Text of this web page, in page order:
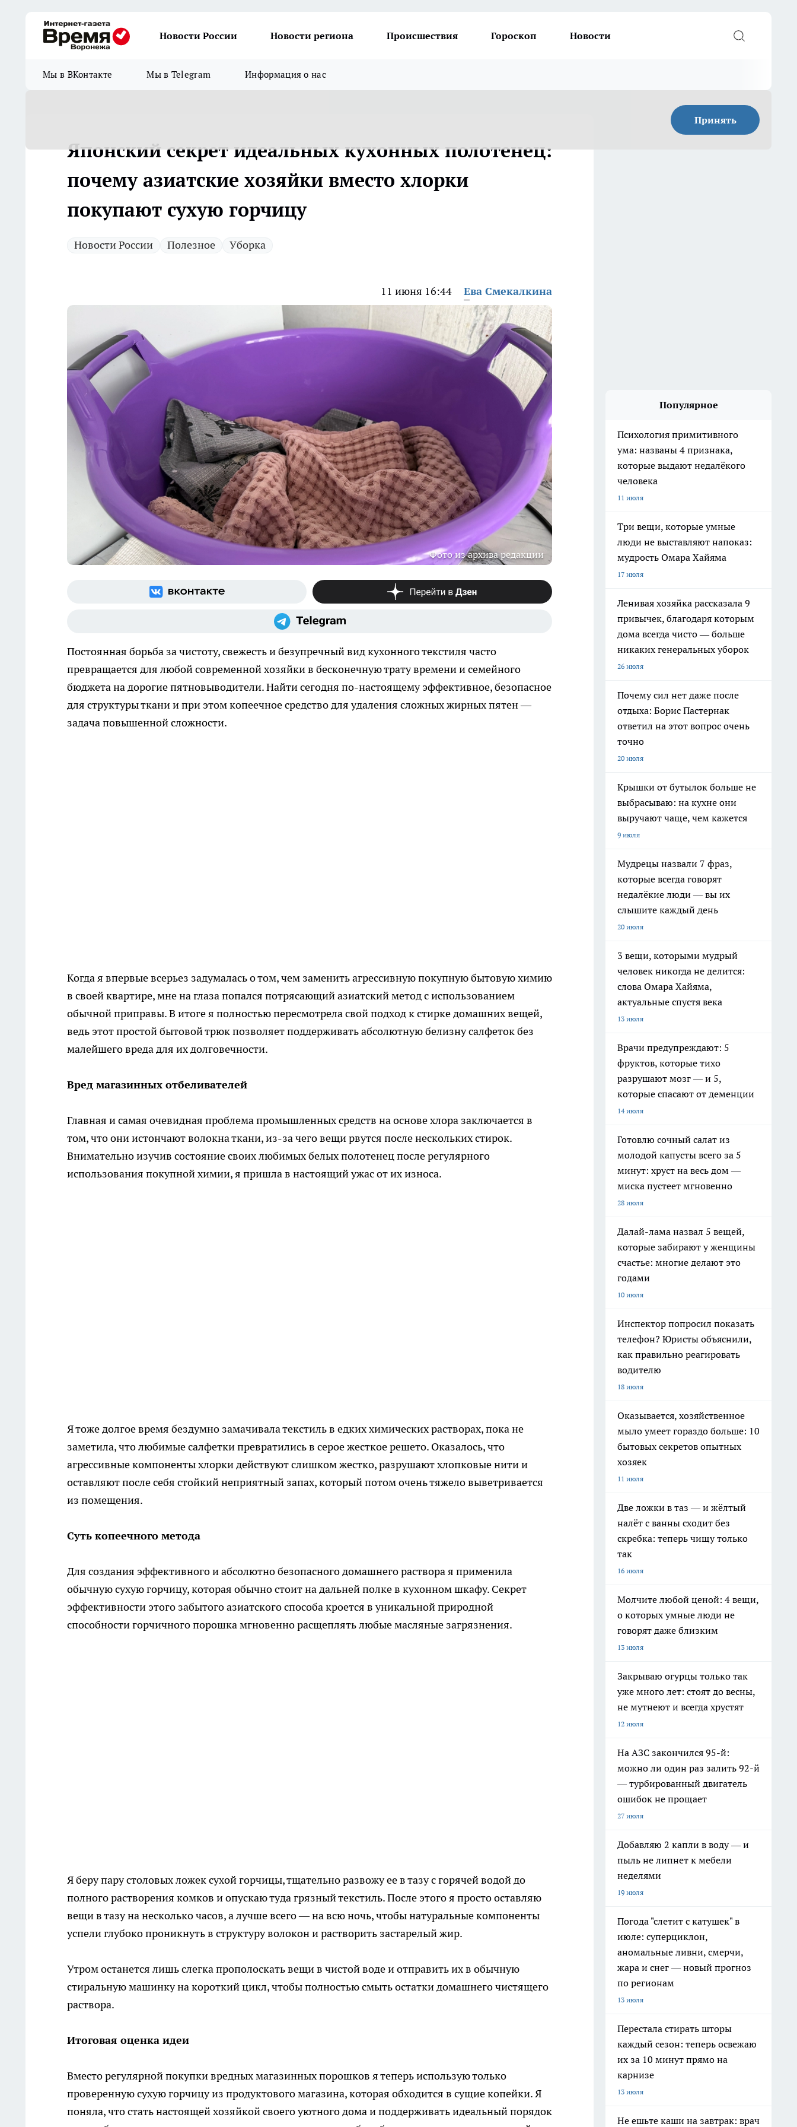
Новости России Новости региона Происшествия Гороскоп Новости
Мы в ВКонтакте Мы в Telegram Информация о нас
Принять
Японский секрет идеальных кухонных полотенец:
почему азиатские хозяйки вместо хлорки
покупают сухую горчицу
Новости России Полезное Уборка
11 июня 16:44 Ева Смекалкина
Фото из архива редакции
Постоянная борьба за чистоту, свежесть и безупречный вид кухонного текстиля часто
превращается для любой современной хозяйки в бесконечную трату времени и семейного
бюджета на дорогие пятновыводители. Найти сегодня по-настоящему эффективное, безопасное
для структуры ткани и при этом копеечное средство для удаления сложных жирных пятен —
задача повышенной сложности.
Когда я впервые всерьез задумалась о том, чем заменить агрессивную покупную бытовую химию
в своей квартире, мне на глаза попался потрясающий азиатский метод с использованием
обычной приправы. В итоге я полностью пересмотрела свой подход к стирке домашних вещей,
ведь этот простой бытовой трюк позволяет поддерживать абсолютную белизну салфеток без
малейшего вреда для их долговечности.
Вред магазинных отбеливателей
Главная и самая очевидная проблема промышленных средств на основе хлора заключается в
том, что они истончают волокна ткани, из-за чего вещи рвутся после нескольких стирок.
Внимательно изучив состояние своих любимых белых полотенец после регулярного
использования покупной химии, я пришла в настоящий ужас от их износа.
Я тоже долгое время бездумно замачивала текстиль в едких химических растворах, пока не
заметила, что любимые салфетки превратились в серое жесткое решето. Оказалось, что
агрессивные компоненты хлорки действуют слишком жестко, разрушают хлопковые нити и
оставляют после себя стойкий неприятный запах, который потом очень тяжело выветривается
из помещения.
Суть копеечного метода
Для создания эффективного и абсолютно безопасного домашнего раствора я применила
обычную сухую горчицу, которая обычно стоит на дальней полке в кухонном шкафу. Секрет
эффективности этого забытого азиатского способа кроется в уникальной природной
способности горчичного порошка мгновенно расщеплять любые масляные загрязнения.
Я беру пару столовых ложек сухой горчицы, тщательно развожу ее в тазу с горячей водой до
полного растворения комков и опускаю туда грязный текстиль. После этого я просто оставляю
вещи в тазу на несколько часов, а лучше всего — на всю ночь, чтобы натуральные компоненты
успели глубоко проникнуть в структуру волокон и растворить застарелый жир.
Утром останется лишь слегка прополоскать вещи в чистой воде и отправить их в обычную
стиральную машинку на короткий цикл, чтобы полностью смыть остатки домашнего чистящего
раствора.
Итоговая оценка идеи
Вместо регулярной покупки вредных магазинных порошков я теперь использую только
проверенную сухую горчицу из продуктового магазина, которая обходится в сущие копейки. Я
поняла, что стать настоящей хозяйкой своего уютного дома и поддерживать идеальный порядок
Популярное
Психология примитивного
ума: названы 4 признака,
которые выдают недалёкого
человека
11 июля
Три вещи, которые умные
люди не выставляют напоказ:
мудрость Омара Хайяма
17 июля
Ленивая хозяйка рассказала 9
привычек, благодаря которым
дома всегда чисто — больше
никаких генеральных уборок
26 июля
Почему сил нет даже после
отдыха: Борис Пастернак
ответил на этот вопрос очень
точно
20 июля
Крышки от бутылок больше не
выбрасываю: на кухне они
выручают чаще, чем кажется
9 июля
Мудрецы назвали 7 фраз,
которые всегда говорят
недалёкие люди — вы их
слышите каждый день
20 июля
3 вещи, которыми мудрый
человек никогда не делится:
слова Омара Хайяма,
актуальные спустя века
13 июля
Врачи предупреждают: 5
фруктов, которые тихо
разрушают мозг — и 5,
которые спасают от деменции
14 июля
Готовлю сочный салат из
молодой капусты всего за 5
минут: хруст на весь дом —
миска пустеет мгновенно
28 июля
Далай-лама назвал 5 вещей,
которые забирают у женщины
счастье: многие делают это
годами
10 июля
Инспектор попросил показать
телефон? Юристы объяснили,
как правильно реагировать
водителю
18 июля
Оказывается, хозяйственное
мыло умеет гораздо больше: 10
бытовых секретов опытных
хозяек
11 июля
Две ложки в таз — и жёлтый
налёт с ванны сходит без
скребка: теперь чищу только
так
16 июля
Молчите любой ценой: 4 вещи,
о которых умные люди не
говорят даже близким
13 июля
Закрываю огурцы только так
уже много лет: стоят до весны,
не мутнеют и всегда хрустят
12 июля
На АЗС закончился 95-й:
можно ли один раз залить 92-й
— турбированный двигатель
ошибок не прощает
27 июля
Добавляю 2 капли в воду — и
пыль не липнет к мебели
неделями
19 июля
Погода "слетит с катушек" в
июле: суперциклон,
аномальные ливни, смерчи,
жара и снег — новый прогноз
по регионам
13 июля
Перестала стирать шторы
каждый сезон: теперь освежаю
их за 10 минут прямо на
карнизе
13 июля
Не ешьте каши на завтрак: врач